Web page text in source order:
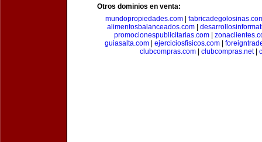
Otros dominios en venta:
mundopropiedades.com|
alimentosbalanceados.com
promocionespublicitarias.com|
guiasalta.com
ejerciciosfisicos.com
clubcompras.com| clubcompras.net|